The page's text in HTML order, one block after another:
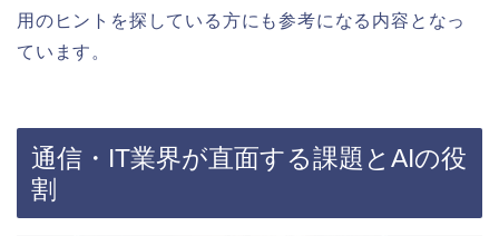
用のヒントを探している方にも参考になる内容となっ
ています。
通信・IT業界が直面する課題とAIの役
割